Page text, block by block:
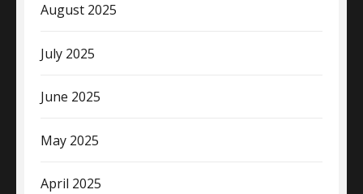
August 2025
July 2025
June 2025
May 2025
April 2025